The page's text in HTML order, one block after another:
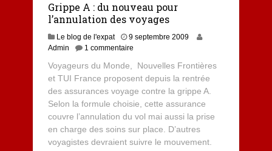
Grippe A : du nouveau pour
l’annulation des voyages
Le blog de l'expat
9 septembre 2009
Admin
1 commentaire
Voyageurs du Monde, Nouvelles Frontières
et TUI France proposent depuis la rentrée
des assurances voyage contre la grippe A.
Selon la formule choisie, cette assurance
couvre l’annulation du vol mai aussi la prise
en charge des soins sur place. D’autres
voyagistes devraient suivre le mouvement.